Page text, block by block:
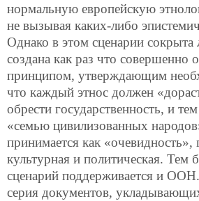
нормальную европейскую
не вызывая каких-либо
Однако в этом сценарии сокрыта
создана как раз что
принципом, утверждающим
что каждый этнос должен
обрести государственность, и
«семью цивилизованных
принимается как «очевидность»,
культурная и политическая. Тем
сценарий поддерживается и
серия документов,